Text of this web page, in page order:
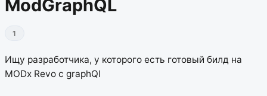
ModGraphQL
1
Ищу разработчика, у которого есть готовый билд на
MODx Revo с graphQl